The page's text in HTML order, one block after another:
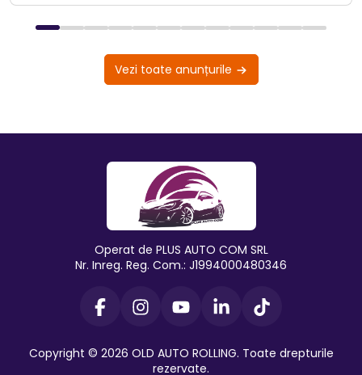
Vezi toate anunțurile
Operat de PLUS AUTO COM SRL
Nr. Inreg. Reg. Com.: J1994000480346
Copyright © 2026 OLD AUTO ROLLING. Toate drepturile
rezervate.